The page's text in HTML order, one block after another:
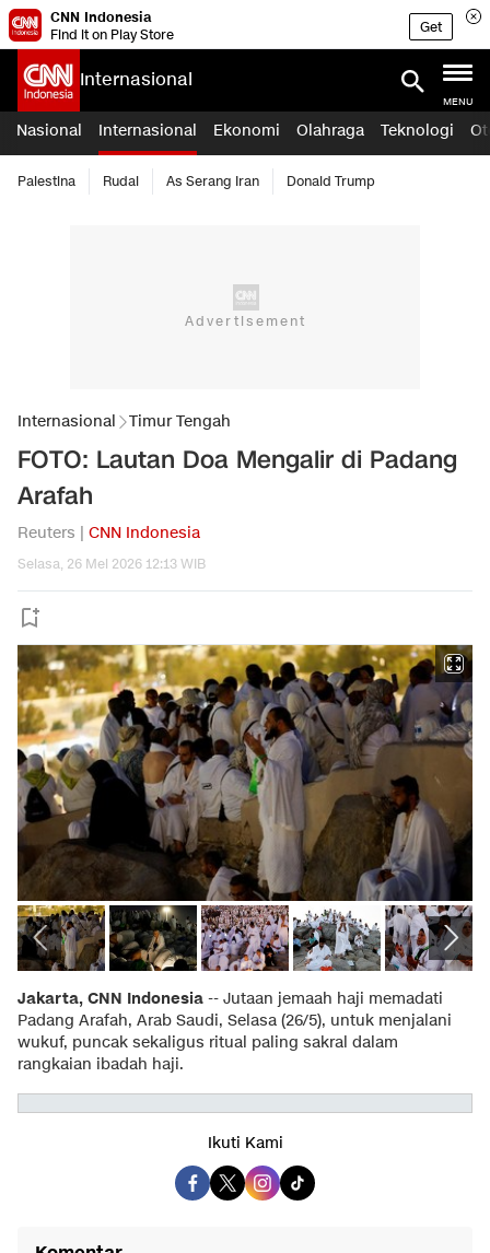
CNN Indonesia
Find it on Play Store
Get
Internasional
MENU
Nasional Internasional Ekonomi Olahraga Teknologi
Palestina Rudal As Serang Iran Donald Trump
Internasional Timur Tengah
FOTO: Lautan Doa Mengalir di Padang
Arafah
Reuters | CNN Indonesia
Selasa, 26 Mei 2026 12:13 WIB
Jakarta, CNN Indonesia -- Jutaan jemaah haji memadati
Padang Arafah, Arab Saudi, Selasa (26/5), untuk menjalani
wukuf, puncak sekaligus ritual paling sakral dalam
rangkaian ibadah haji.
Ikuti Kami